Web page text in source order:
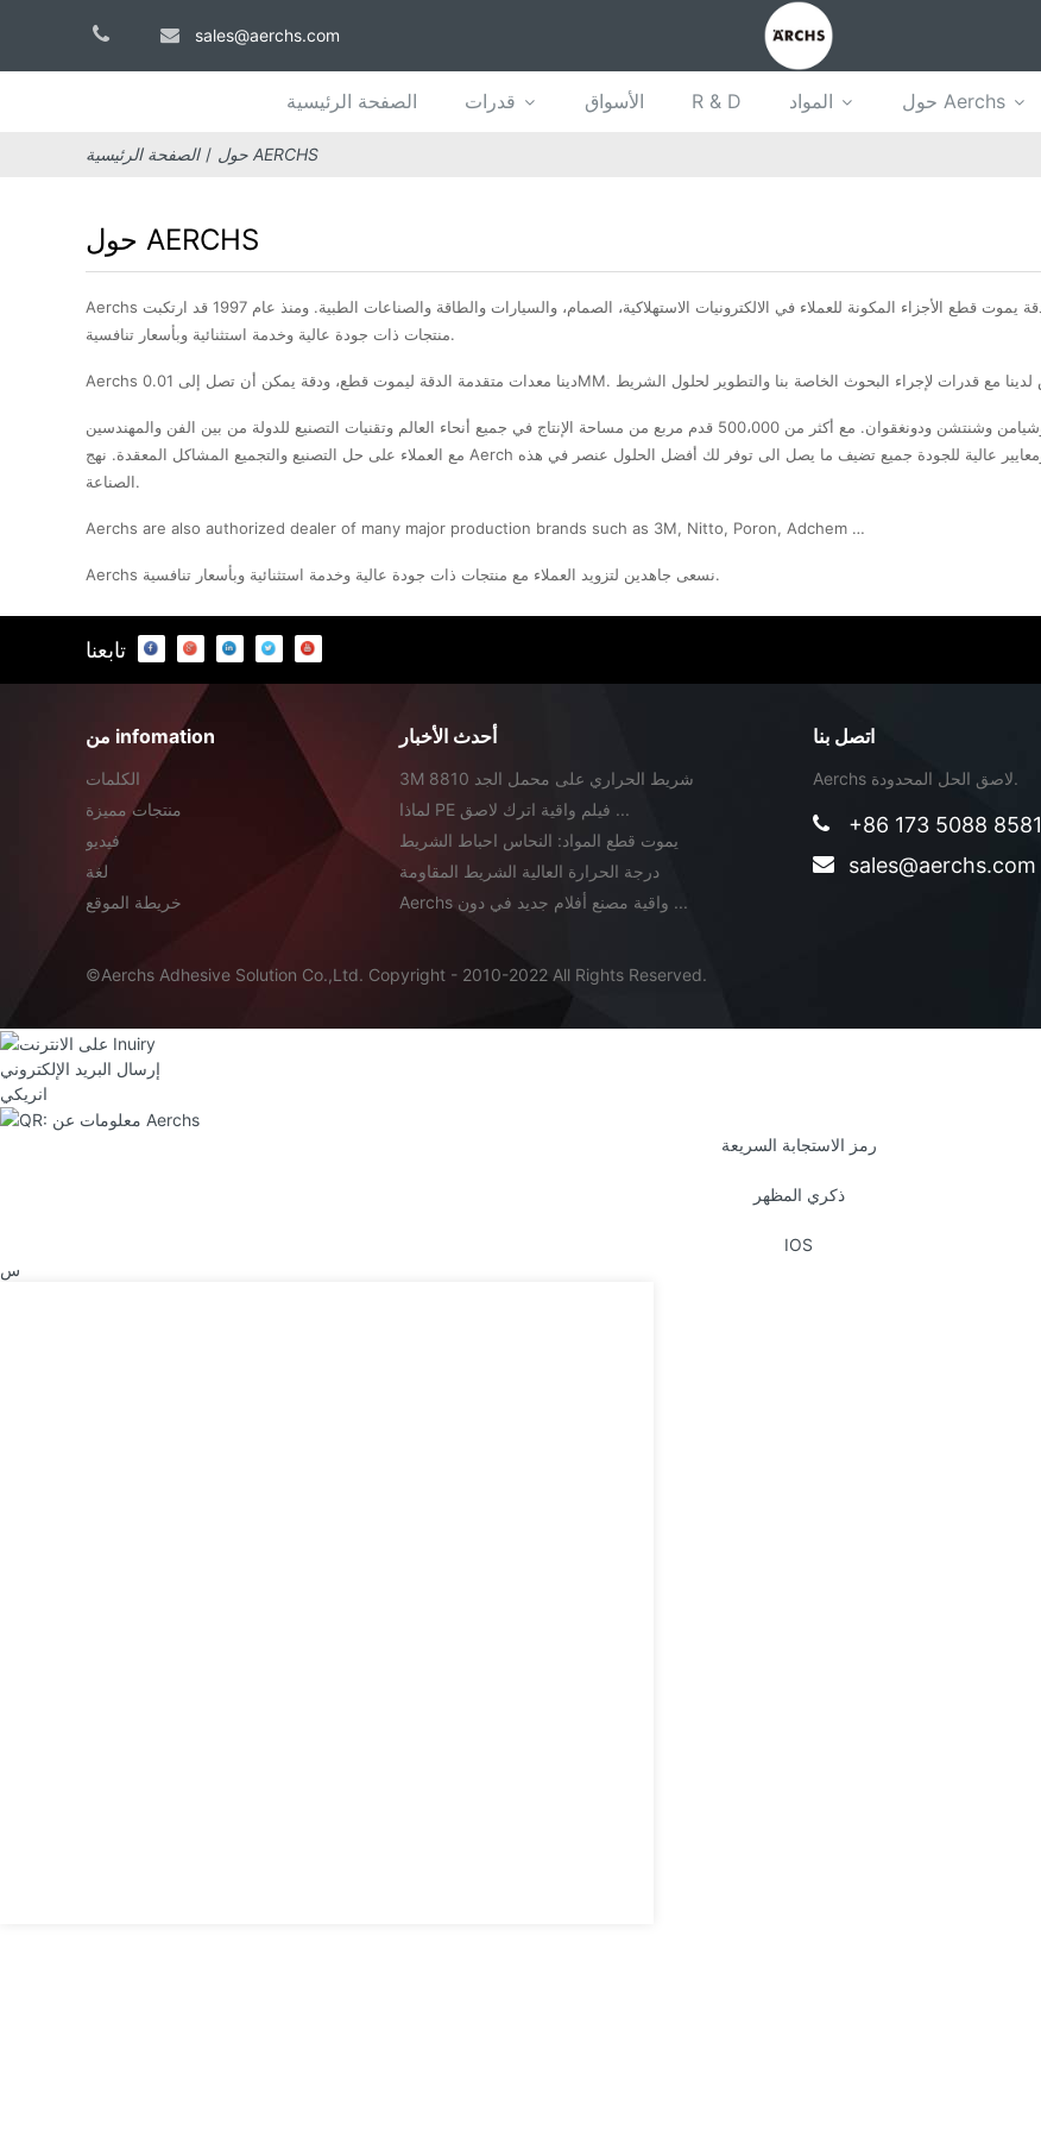
sales@aerchs.com
الصفحة الرئيسية قدرات الأسواق R & D المواد حول Aerchs
الصفحة الرئيسية حول AERCHS
حول AERCHS
Aerchs هي شركة عالمية رائدة في مجال توفير الدقة يموت قطع الأجزاء المكونة للعملاء في الالكترونيات الاستهلاكية، الصمام، والسيارات والطاقة والصناعات الطبية. ومنذ عام 1997 قد ارتكبت Aerchs ليوفر للعملاء مع
منتجات ذات جودة عالية وخدمة استثنائية وبأسعار تنافسية.
هناك 4 مصانع في الصين، وتقع في يانتشنغ، وشيامن وشنتشن ودونغقوان. مع أكثر من 500،000 قدم مربع من مساحة الإنتاج في جميع أنحاء العالم وتقنيات التصنيع للدولة من بين الفن والمهندسين Aerchs العمل بشكل وثيق
مع العملاء على حل التصنيع والتجميع المشاكل المعقدة. نهج Aerch في الاستجابة، والمعرفة المتعمقة المادية، وقدرات التصنيع المبتكرة، ومعايير عالية للجودة جميع تضيف ما يصل الى توفر لك أفضل الحلول عنصر في هذه
الصناعة.
Aerchs are also authorized dealer of many major production brands such as 3M, Nitto, Poron, Adchem …
Aerchs نسعى جاهدين لتزويد العملاء مع منتجات ذات جودة عالية وخدمة استثنائية وبأسعار تنافسية.
تابعنا
من infomation
الكلمات
منتجات مميزة
فيديو
لغة
خريطة الموقع
أحدث الأخبار
3M 8810 شريط الحراري على محمل الجد
من ...
لماذا PE فيلم واقية اترك لاصق ...
يموت قطع المواد: النحاس احباط الشريط
درجة الحرارة العالية الشريط المقاومة
Aerchs واقية مصنع أفلام جديد في دون ...
اتصل بنا
Aerchs لاصق الحل المحدودة.
+86 173 5088 8581
sales@aerchs.com
©Aerchs Adhesive Solution Co.,Ltd. Copyright - 2010-2022 All Rights Reserved.
إرسال البريد الإلكتروني
انريكي
رمز الاستجابة السريعة
ذكري المظهر
IOS
س